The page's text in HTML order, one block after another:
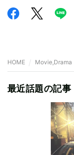
HOME Movie,Drama
最近話題の記事